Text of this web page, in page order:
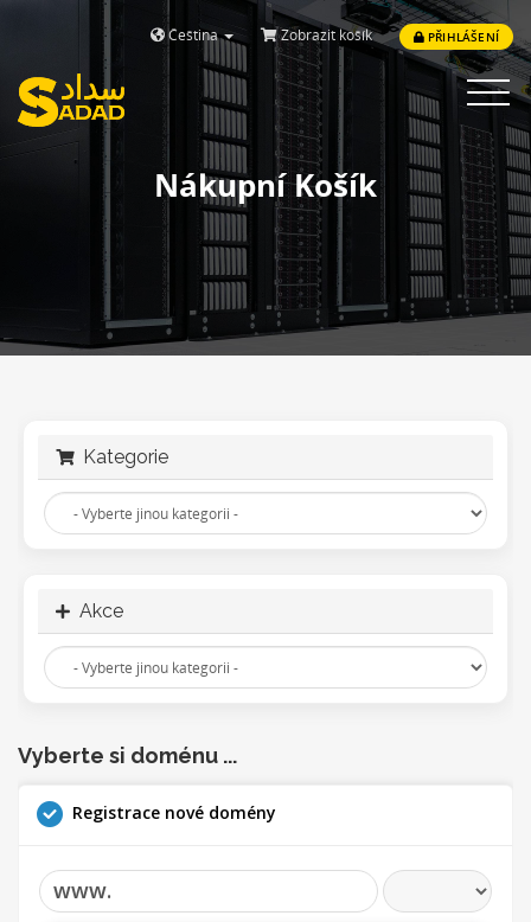
Čeština Zobrazit košík PŘIHLÁŠENÍ
Toggle
Nákupní Košík
Kategorie
Akce
Vyberte si doménu ...
Registrace nové domény
www.